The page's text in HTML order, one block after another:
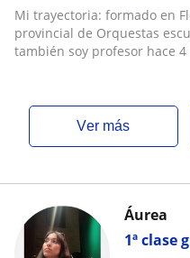
Mi trayectoria: formado en
provincial de Orquestas
también soy profesor hace 4
ver más
1ª clase
Áurea